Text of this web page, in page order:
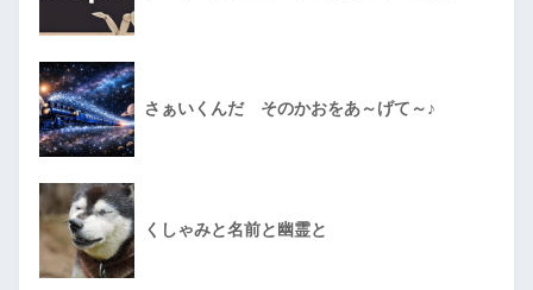
さぁいくんだ そのかおをあ～げて～♪
くしゃみと名前と幽霊と